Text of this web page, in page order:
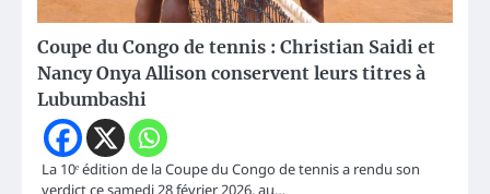
Coupe du Congo de tennis : Christian Saidi et
Nancy Onya Allison conservent leurs titres à
Lubumbashi
La 10ᵉ édition de la Coupe du Congo de tennis a rendu son
verdict ce samedi 28 février 2026, au…